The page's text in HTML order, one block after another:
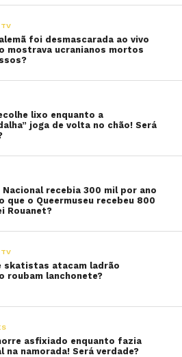
foi desmascarada ao vivo
mostrava ucranianos mortos
lixo enquanto a
joga de volta no chão! Será
Nacional recebia 300 mil por ano
que o Queermuseu recebeu 800
Rouanet?
skatistas atacam ladrão
roubam lanchonete?
asfixiado enquanto fazia
na namorada! Será verdade?